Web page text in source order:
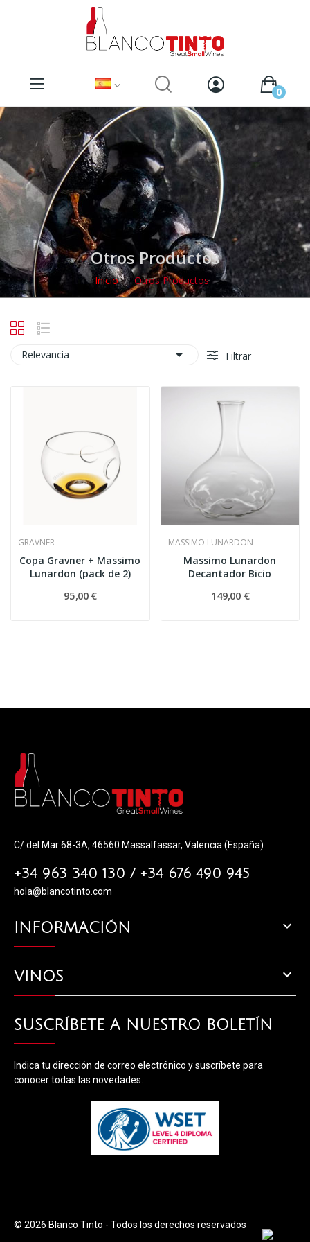
0
Otros Productos
Inicio Otros Productos
Relevancia  Filtrar
GRAVNER
Copa Gravner + Massimo
Lunardon (pack de 2)
95,00 €
MASSIMO LUNARDON
Massimo Lunardon
Decantador Bicio
149,00 €
C/ del Mar 68-3A, 46560 Massalfassar, Valencia (España)
+34 963 340 130 / +34 676 490 945
hola@blancotinto.com
INFORMACIÓN 
VINOS 
SUSCRÍBETE A NUESTRO BOLETÍN
Indica tu dirección de correo electrónico y suscríbete para
conocer todas las novedades.
© 2026 Blanco Tinto - Todos los derechos reservados